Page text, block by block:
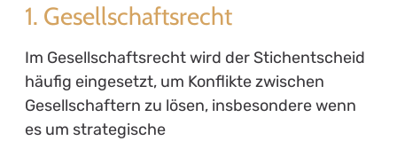
1. Gesellschaftsrecht
Im Gesellschaftsrecht wird der Stichentscheid
häufig eingesetzt, um Konflikte zwischen
Gesellschaftern zu lösen, insbesondere wenn
es um strategische